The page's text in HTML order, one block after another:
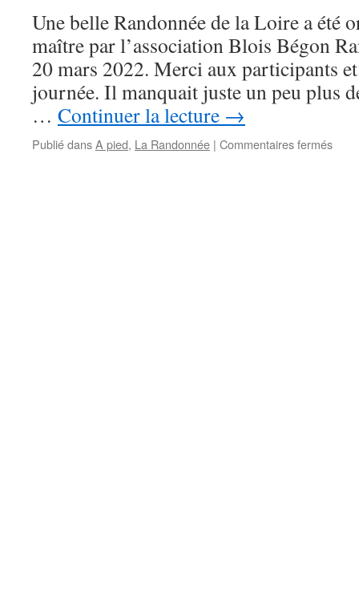
Une belle Randonnée de la Loire a été
maître par l’association Blois Bégon
20 mars 2022. Merci aux participants
journée. Il manquait juste un peu plus
… Continuer la lecture →
Publié dansA pied, La Randonnée | Commentaires ferméssur